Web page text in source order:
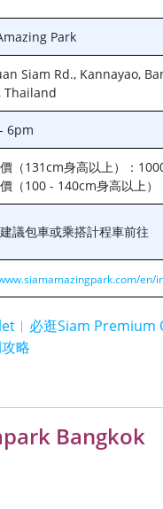
Park
Siam Rd., Kannayao,
Thailand
6pm
（131cm身高以上）：
（100 - 140cm身高以上）
議包車或乘搭計程車前往
en/
必逛Siam Premium
略
Bangkok